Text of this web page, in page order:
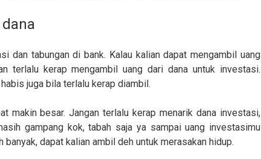
dan tabungan di bank. Kalau kalian dapat mengambil uang
terlalu kerap mengambil uang dari dana untuk investasi.
juga bila terlalu kerap diambil.
makin besar. Jangan terlalu kerap menarik dana investasi,
gampang kok, tabah saja ya sampai uang investasimu
dapat kalian ambil deh untuk merasakan hidup.